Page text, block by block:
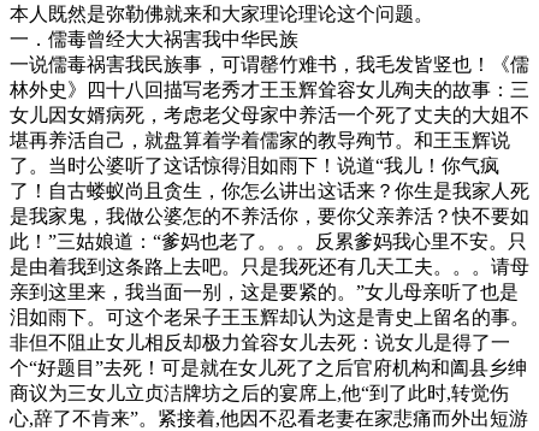
本人既然是弥勒佛就来和大家理论理论这个问题。
一．儒毒曾经大大祸害我中华民族
一说儒毒祸害我民族事，可谓罄竹难书，我毛发皆竖也！《儒
林外史》四十八回描写老秀才王玉辉耸容女儿殉夫的故事：三
女儿因女婿病死，考虑老父母家中养活一个死了丈夫的大姐不
堪再养活自己，就盘算着学着儒家的教导殉节。和王玉辉说
了。当时公婆听了这话惊得泪如雨下！说道“我儿！你气疯
了！自古蝼蚁尚且贪生，你怎么讲出这话来？你生是我家人死
是我家鬼，我做公婆怎的不养活你，要你父亲养活？快不要如
此！”三姑娘道：“爹妈也老了。。。反累爹妈我心里不安。只
是由着我到这条路上去吧。只是我死还有几天工夫。。。请母
亲到这里来，我当面一别，这是要紧的。”女儿母亲听了也是
泪如雨下。可这个老呆子王玉辉却认为这是青史上留名的事。
非但不阻止女儿相反却极力耸容女儿去死：说女儿是得了一
个“好题目”去死！可是就在女儿死了之后官府机构和阖县乡绅
商议为三女儿立贞洁牌坊之后的宴席上,他“到了此时,转觉伤
心,辞了不肯来”。紧接着,他因不忍看老妻在家悲痛而外出短游